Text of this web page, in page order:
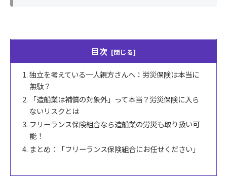
目次
独立を考えている一人親方さんへ：労災保険は本当に
無駄？
「造船業は補償の対象外」って本当？労災保険に入ら
ないリスクとは
フリーランス保険組合なら造船業の労災も取り扱い可
能！
まとめ：「フリーランス保険組合にお任せください」